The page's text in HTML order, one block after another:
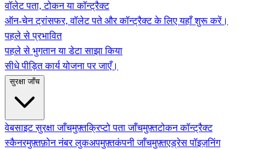
वॉलेट पता, टोकन या कॉन्ट्रैक्ट
ऑन-चेन ट्रांसफर, वॉलेट पते और कॉन्ट्रैक्ट के लिए यहाँ शुरू करें।
पहले से प्रभावित
पहले से भुगतान या डेटा साझा किया
सीधे पीड़ित कार्य योजना पर जाएँ।
सुरक्षा जाँच
वेबसाइट सुरक्षा जाँचमुफ़्तक्रिप्टो पता जाँचमुफ़्तटोकन कॉन्ट्रैक्ट
स्कैनरमुफ़्तफ़ोन नंबर लुकअपमुफ़्तकंपनी जाँचमुफ़्तएड्रेस पॉइज़निंग